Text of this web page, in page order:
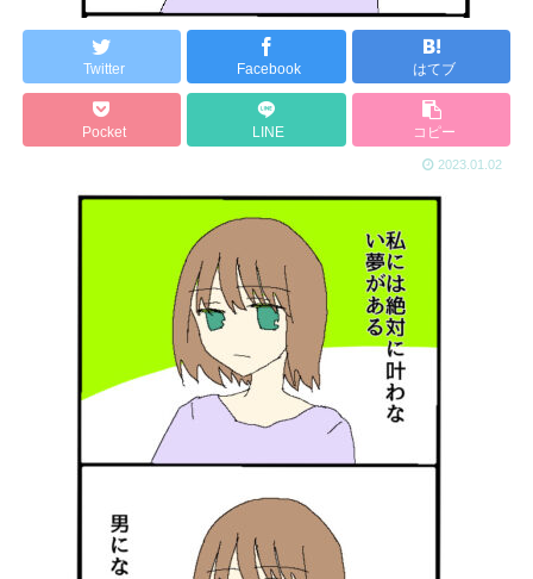
Twitter Facebook はてブ
Pocket LINE コピー
2023.01.02